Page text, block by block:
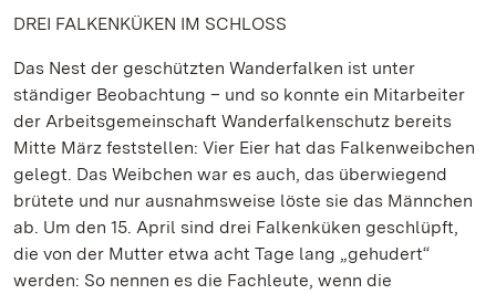
DREI FALKENKÜKEN IM SCHLOSS
Das Nest der geschützten Wanderfalken ist unter
ständiger Beobachtung – und so konnte ein Mitarbeiter
der Arbeitsgemeinschaft Wanderfalkenschutz bereits
Mitte März feststellen: Vier Eier hat das Falkenweibchen
gelegt. Das Weibchen war es auch, das überwiegend
brütete und nur ausnahmsweise löste sie das Männchen
ab. Um den 15. April sind drei Falkenküken geschlüpft,
die von der Mutter etwa acht Tage lang „gehudert“
werden: So nennen es die Fachleute, wenn die